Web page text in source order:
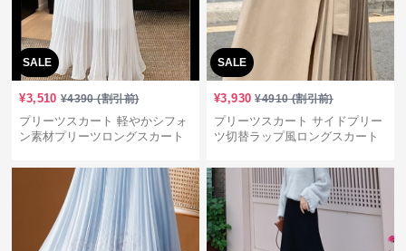
SALE
¥3,510 ¥4390(割引前)
プリーツスカート 軽やかシフォ
ン素材プリーツロングスカート
SALE
¥3,930 ¥4910(割引前)
プリーツスカート サイドプリー
ツ切替ラップ風ロングスカート